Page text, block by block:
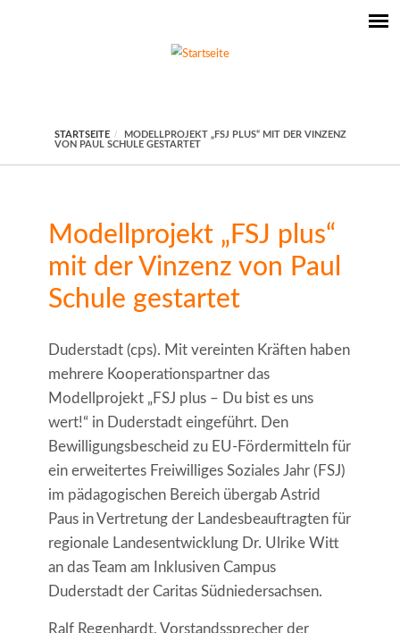
STARTSEITE
MODELLPROJEKT „FSJ PLUS“ MIT DER VINZENZ
VON PAUL SCHULE GESTARTET
Modellprojekt „FSJ plus“
mit der Vinzenz von Paul
Schule gestartet
Duderstadt (cps). Mit vereinten Kräften haben
mehrere Kooperationspartner das
Modellprojekt „FSJ plus – Du bist es uns
wert!“ in Duderstadt eingeführt. Den
Bewilligungsbescheid zu EU-Fördermitteln für
ein erweitertes Freiwilliges Soziales Jahr (FSJ)
im pädagogischen Bereich übergab Astrid
Paus in Vertretung der Landesbeauftragten für
regionale Landesentwicklung Dr. Ulrike Witt
an das Team am Inklusiven Campus
Duderstadt der Caritas Südniedersachsen.
Ralf Regenhardt, Vorstandssprecher der